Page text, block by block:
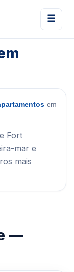
em
Fort
mar e
mais
—